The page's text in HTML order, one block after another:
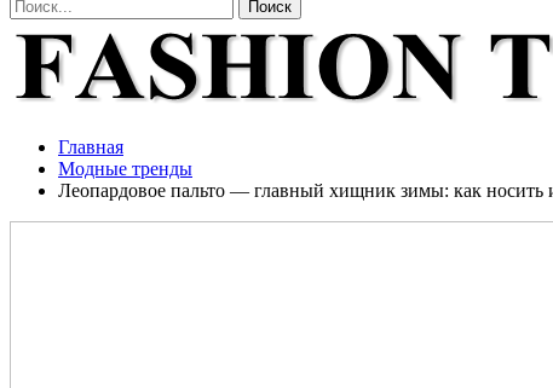
Главная
Модные тренды
Леопардовое пальто — главный хищник зимы: как носить